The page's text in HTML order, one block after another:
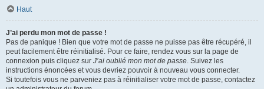
Haut
J’ai perdu mon mot de passe !
Pas de panique ! Bien que votre mot de passe ne puisse pas être récupéré, il
peut facilement être réinitialisé. Pour ce faire, rendez vous sur la page de
connexion puis cliquez sur J’ai oublié mon mot de passe. Suivez les
instructions énoncées et vous devriez pouvoir à nouveau vous connecter.
Si toutefois vous ne parveniez pas à réinitialiser votre mot de passe, contactez